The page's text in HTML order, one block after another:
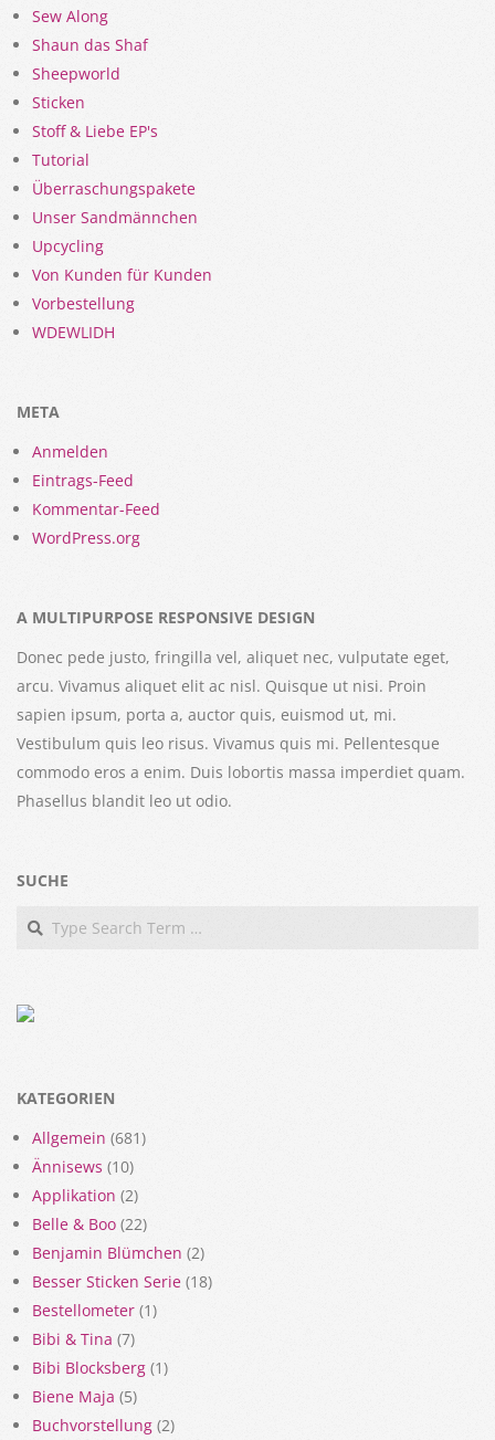
Sew Along
Shaun das Shaf
Sheepworld
Sticken
Stoff & Liebe EP's
Tutorial
Überraschungspakete
Unser Sandmännchen
Upcycling
Von Kunden für Kunden
Vorbestellung
WDEWLIDH
META
Anmelden
Eintrags-Feed
Kommentar-Feed
WordPress.org
A MULTIPURPOSE RESPONSIVE DESIGN
Donec pede justo, fringilla vel, aliquet nec, vulputate eget,
arcu. Vivamus aliquet elit ac nisl. Quisque ut nisi. Proin
sapien ipsum, porta a, auctor quis, euismod ut, mi.
Vestibulum quis leo risus. Vivamus quis mi. Pellentesque
commodo eros a enim. Duis lobortis massa imperdiet quam.
Phasellus blandit leo ut odio.
SUCHE
Search
KATEGORIEN
Allgemein (681)
Ännisews (10)
Applikation (2)
Belle & Boo (22)
Benjamin Blümchen (2)
Besser Sticken Serie (18)
Bestellometer (1)
Bibi & Tina (7)
Bibi Blocksberg (1)
Biene Maja (5)
Buchvorstellung (2)